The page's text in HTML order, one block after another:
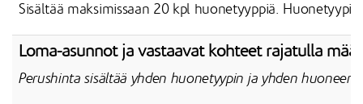
Sisältää maksimissaan 20 kpl huonetyyppiä.
Loma-asunnot ja vastaavat kohteet rajatulla
Perushinta sisältää yhden huonetyypin ja yhden huoneen.